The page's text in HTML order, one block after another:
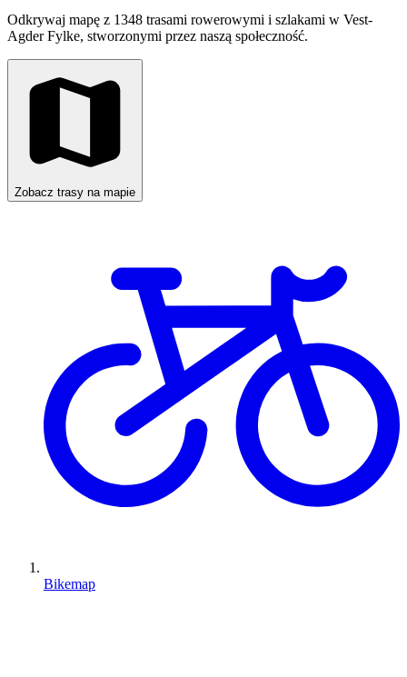
Odkrywaj mapę z 1348 trasami rowerowymi i szlakami w Vest-
Agder Fylke, stworzonymi przez naszą społeczność.
Zobacz trasy na mapie
Bikemap